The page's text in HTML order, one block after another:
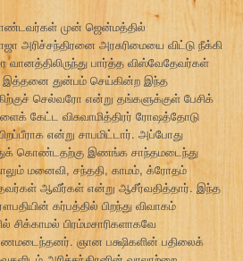
முன் ஜென்மத்தில்
அரிச்சந்திரனை அரசுரிமையை விட்டு நீக்கி
வானத்திலிருந்து பார்த்த விஸ்வேதேவர்கள்
துன்பம் செய்கின்ற இந்த
செல்வரோ என்று தங்களுக்குள் பேசிக்
விசுவாமித்திரர் ரோஷத்தோடு
என்று சாபமிட்டார். அப்போது
கொண்டதற்கு இணங்க சாந்தமடைந்து
மனைவி, சந்ததி, காமம், க்ரோதம்
ஆவீர்கள் என்று ஆசீர்வதித்தார். இந்த
கர்பத்தில் பிறந்து விவாகம்
பிரம்மசாரிகளாகவே
ஞான பக்ஷிகளின் பதிலைக்